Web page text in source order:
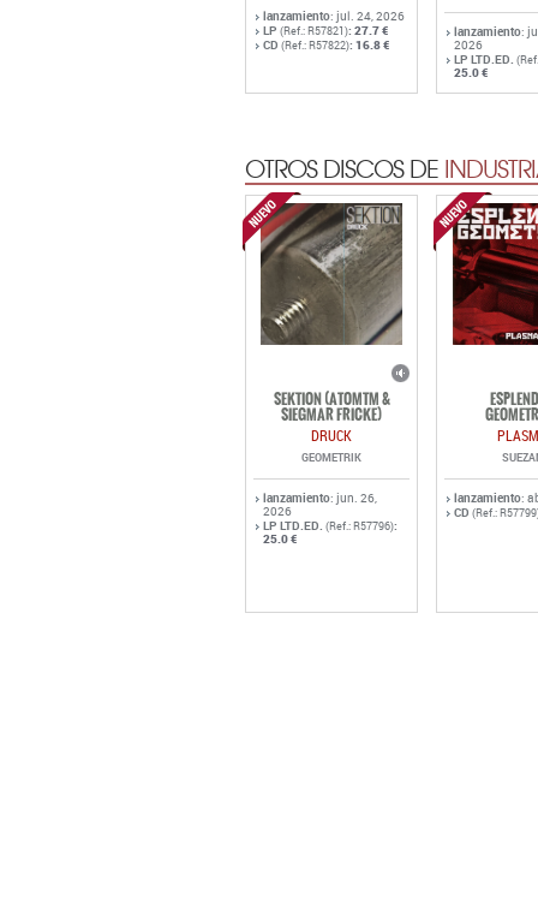
lanzamiento: jul. 24, 2026
LP (Ref.: R57821): 27.7 €
CD (Ref.: R57822): 16.8 €
lanzamiento:
2026
LP LTD.ED.
25.0 €
OTROS DISCOS DE
SEKTION (ATOMTM &
SIEGMAR FRICKE)
DRUCK
GEOMETRIK
lanzamiento: jun. 26,
2026
LP LTD.ED. (Ref.: R57796):
25.0 €
lanzamiento:
CD (Ref.: